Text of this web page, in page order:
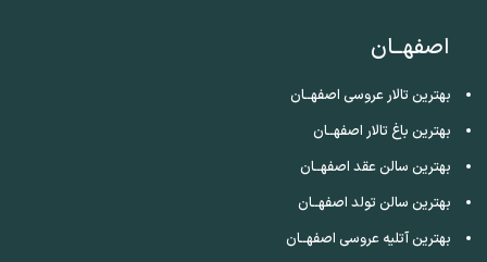
اصفهــان
بهترین تالار عروسی اصفهــان
بهترین باغ تالار اصفهــان
بهترین سالن عقد اصفهــان
بهترین سالن تولد اصفهــان
بهترین آتلیه عروسی اصفهــان